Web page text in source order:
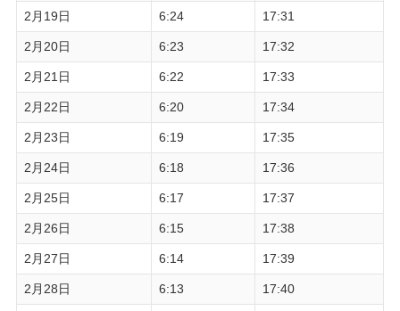
2月19日 6:24 17:31
2月20日 6:23 17:32
2月21日 6:22 17:33
2月22日 6:20 17:34
2月23日 6:19 17:35
2月24日 6:18 17:36
2月25日 6:17 17:37
2月26日 6:15 17:38
2月27日 6:14 17:39
2月28日 6:13 17:40